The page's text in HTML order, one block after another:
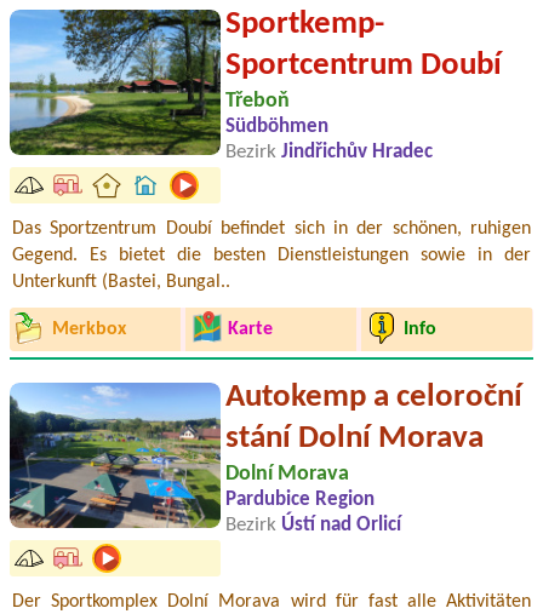
Sportkemp-
Sportcentrum Doubí
Třeboň
Südböhmen
Bezirk Jindřichův Hradec
Das Sportzentrum Doubí befindet sich in der schönen, ruhigen
Gegend. Es bietet die besten Dienstleistungen sowie in der
Unterkunft (Bastei, Bungal..
Merkbox Karte Info
Autokemp a celoroční
stání Dolní Morava
Dolní Morava
Pardubice Region
Bezirk Ústí nad Orlicí
Der Sportkomplex Dolní Morava wird für fast alle Aktivitäten